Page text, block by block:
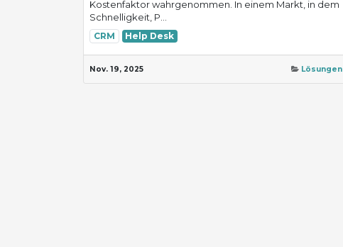
Kostenfaktor wahrgenommen. In einem Markt, in dem
Schnelligkeit, P...
CRM Help Desk
Nov. 19, 2025 Lösungen